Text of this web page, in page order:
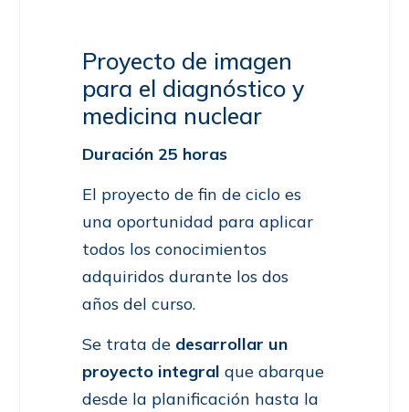
Proyecto de imagen
para el diagnóstico y
medicina nuclear
Duración 25 horas
El proyecto de fin de ciclo es
una oportunidad para aplicar
todos los conocimientos
adquiridos durante los dos
años del curso.
Se trata de desarrollar un
proyecto integral que abarque
desde la planificación hasta la